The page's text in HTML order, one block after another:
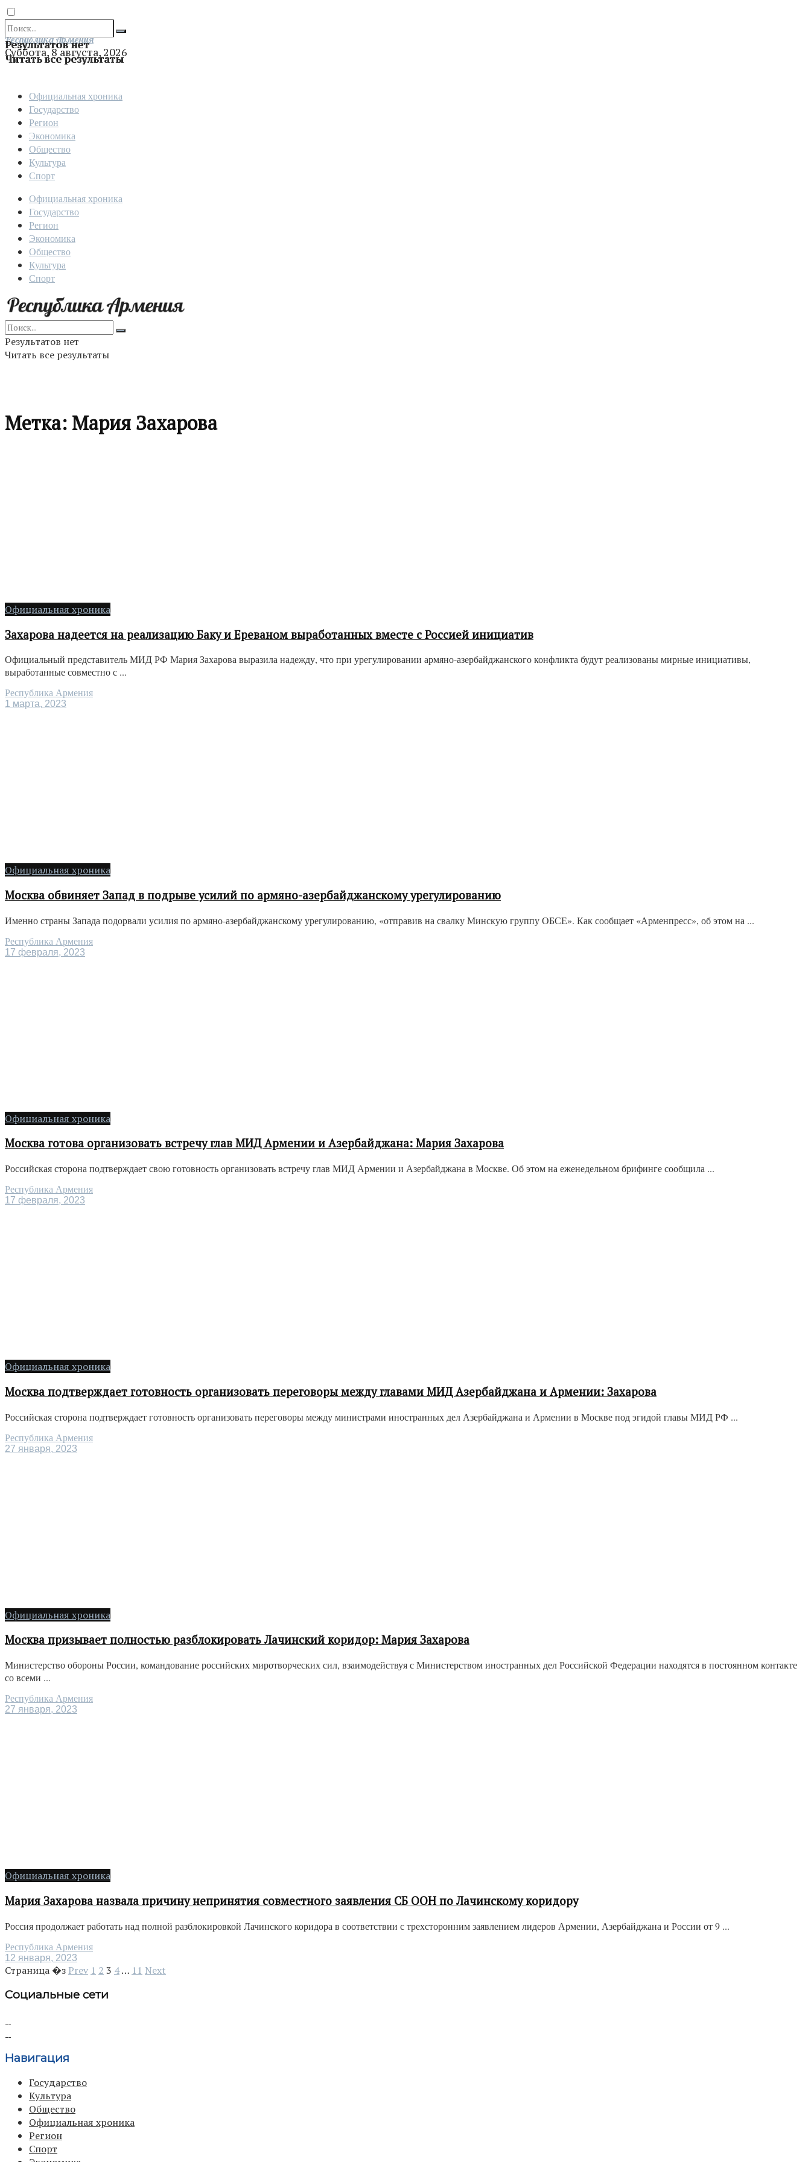
Результатов нет
Читать все результаты
Отправить
Республика Армения
Суббота, 8 августа, 2026
Официальная хроника
Государство
Регион
Экономика
Общество
Культура
Спорт
Официальная хроника
Государство
Регион
Экономика
Общество
Культура
Спорт
Результатов нет
Читать все результаты
Метка: Мария Захарова
Официальная хроника
Захарова надеется на реализацию Баку и Ереваном выработанных вместе с Россией инициатив
Официальный представитель МИД РФ Мария Захарова выразила надежду, что при урегулировании армяно-азербайджанского конфликта будут реализованы мирные инициативы,
выработанные совместно с ...
Республика Армения
1 марта, 2023
Официальная хроника
Москва обвиняет Запад в подрыве усилий по армяно-азербайджанскому урегулированию
Именно страны Запада подорвали усилия по армяно-азербайджанскому урегулированию, «отправив на свалку Минскую группу ОБСЕ». Как сообщает «Арменпресс», об этом на ...
Республика Армения
17 февраля, 2023
Официальная хроника
Москва готова организовать встречу глав МИД Армении и Азербайджана: Мария Захарова
Российская сторона подтверждает свою готовность организовать встречу глав МИД Армении и Азербайджана в Москве. Об этом на еженедельном брифинге сообщила ...
Республика Армения
17 февраля, 2023
Официальная хроника
Москва подтверждает готовность организовать переговоры между главами МИД Азербайджана и Армении: Захарова
Российская сторона подтверждает готовность организовать переговоры между министрами иностранных дел Азербайджана и Армении в Москве под эгидой главы МИД РФ ...
Республика Армения
27 января, 2023
Официальная хроника
Москва призывает полностью разблокировать Лачинский коридор: Мария Захарова
Министерство обороны России, командование российских миротворческих сил, взаимодействуя с Министерством иностранных дел Российской Федерации находятся в постоянном контакте
со всеми ...
Республика Армения
27 января, 2023
Официальная хроника
Мария Захарова назвала причину непринятия совместного заявления СБ ООН по Лачинскому коридору
Россия продолжает работать над полной разблокировкой Лачинского коридора в соответствии с трехсторонним заявлением лидеров Армении, Азербайджана и России от 9 ...
Республика Армения
12 января, 2023
Страница �з Prev 1 2 3 4… 11 Next
Социальные сети
Навигация
Государство
Культура
Общество
Официальная хроника
Регион
Спорт